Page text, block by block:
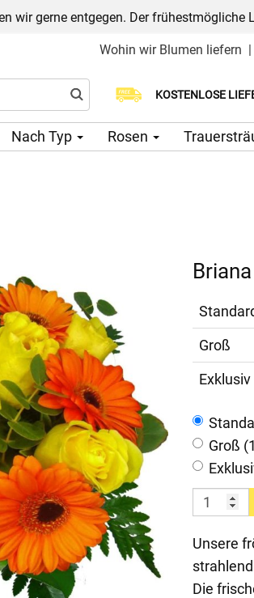
wir gerne entgegen. Der
Wohin wir Blumen liefern |
KOSTENLOSE
Wählen Sie Ihr
Nach Typ Rosen
Briana
Groß
Exklusiv
Groß
Unsere
Die